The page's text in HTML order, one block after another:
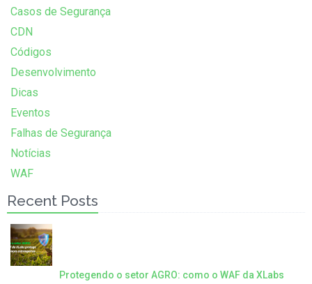
Casos de Segurança
CDN
Códigos
Desenvolvimento
Dicas
Eventos
Falhas de Segurança
Notícias
WAF
Recent Posts
Protegendo o setor AGRO: como o WAF da XLabs